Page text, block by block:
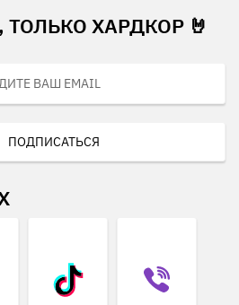
ХАРДКОР 🤘
ПОДПИСАТЬСЯ